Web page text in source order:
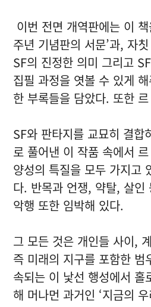
이번 전면 개역판에는 이
주년 기념판의 서문’과, 자
SF의 진정한 의미 그리고
집필 과정을 엿볼 수 있게
한 부록들을 담았다. 또한
SF와 판타지를 교묘히 결
로 풀어낸 이 작품 속에서
양성의 특질을 모두 가지고
다. 반목과 언쟁, 약탈, 살인
악행 또한 임박해 있다.
그 모든 것은 개인들 사이,
즉 미래의 지구를 포함한
속되는 이 낯선 행성에서
해 머나먼 과거인 ‘지금의